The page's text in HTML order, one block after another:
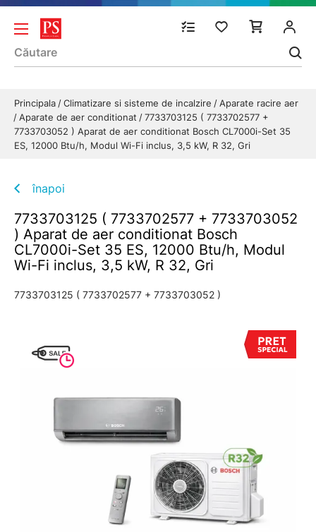
Principala Climatizare si sisteme de incalzire
Aparate racire aer
Aparate de aer conditionat
7733703125 ( 7733702577 +
7733703052 ) Aparat de aer conditionat Bosch CL7000i-Set 35
ES, 12000 Btu/h, Modul Wi-Fi inclus, 3,5 kW, R 32, Gri
înapoi
7733703125 ( 7733702577 + 7733703052
) Aparat de aer conditionat Bosch
CL7000i-Set 35 ES, 12000 Btu/h, Modul
Wi-Fi inclus, 3,5 kW, R 32, Gri
7733703125 ( 7733702577 + 7733703052 )